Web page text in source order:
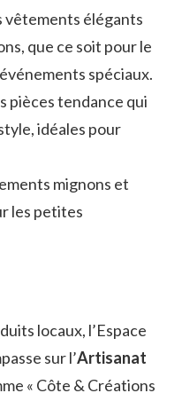
vêtements élégants
que ce soit pour le
spéciaux.
pièces tendance qui
idéales pour
mignons et
les petites
locaux, l’Espace
sur l’Artisanat
« Côte & Créations